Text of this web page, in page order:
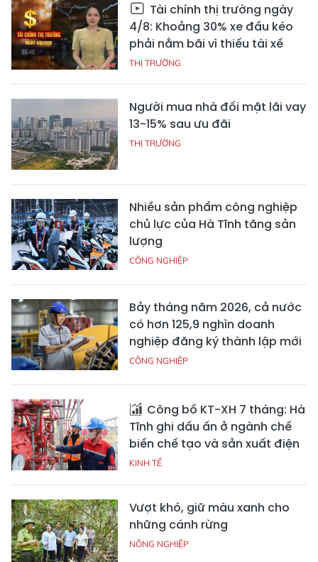
Tài chính thị trường ngày
4/8: Khoảng 30% xe đầu kéo
phải nằm bãi vì thiếu tài xế
THỊ TRƯỜNG
Người mua nhà đối mặt lãi vay
13-15% sau ưu đãi
THỊ TRƯỜNG
Nhiều sản phẩm công nghiệp
chủ lực của Hà Tĩnh tăng sản
lượng
CÔNG NGHIỆP
Bảy tháng năm 2026, cả nước
có hơn 125,9 nghìn doanh
nghiệp đăng ký thành lập mới
CÔNG NGHIỆP
Công bố KT-XH 7 tháng: Hà
Tĩnh ghi dấu ấn ở ngành chế
biến chế tạo và sản xuất điện
KINH TẾ
Vượt khó, giữ màu xanh cho
những cánh rừng
NÔNG NGHIỆP